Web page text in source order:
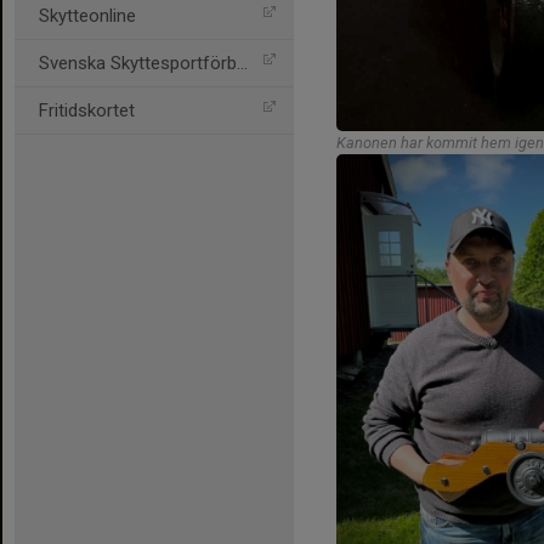
Skytteonline
Svenska Skyttesportförbun
Fritidskortet
Kanonen har kommit hem